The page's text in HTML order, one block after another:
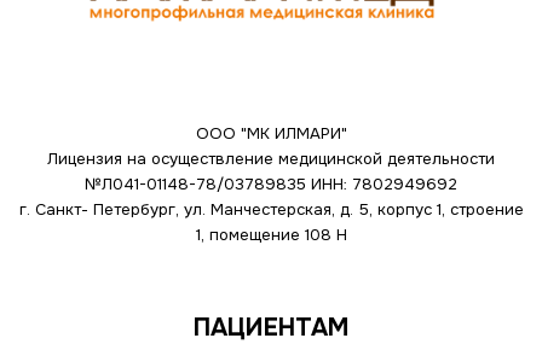
ООО "МК ИЛМАРИ"
Лицензия на осуществление медицинской деятельности
№Л041-01148-78/03789835 ИНН: 7802949692
г. Санкт- Петербург, ул. Манчестерская, д. 5, корпус 1, строение
1, помещение 108 Н
ПАЦИЕНТАМ